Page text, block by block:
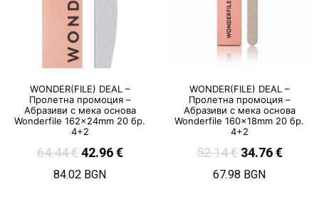
WONDER(FILE) DEAL –
Пролетна промоция –
Абразиви с мека основа
Wonderfile 162x24mm 20 бр.
4+2
64.44€ 42.96€
84.02 BGN
WONDER(FILE) DEAL –
Пролетна промоция –
Абразиви с мека основа
Wonderfile 160x18mm 20 бр.
4+2
52.14€ 34.76€
67.98 BGN